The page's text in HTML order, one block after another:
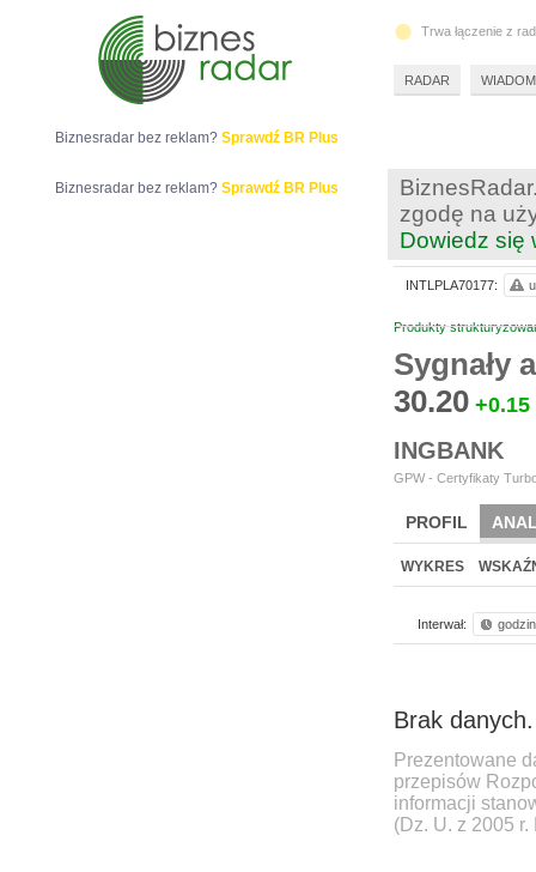
zgodę na
Dowiedz się
Produkty
Sygnały
30.20 +0.15
INGBANK
GPW - Certyfikaty
PROFIL
WYKRES
Interwał:
Brak danych.
Prezentowane
przepisów
informacji
(Dz. U. z 2005
INTLPLA70177:
Biznesradar bez reklam? Sprawdź BR Plus
Biznesradar bez reklam? Sprawdź BR Plus
Trwa łączenie z
RADAR